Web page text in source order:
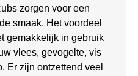
zorgen voor een
smaak. Het voordeel
gemakkelijk in gebruik
vlees, gevogelte, vis
Er zijn ontzettend veel